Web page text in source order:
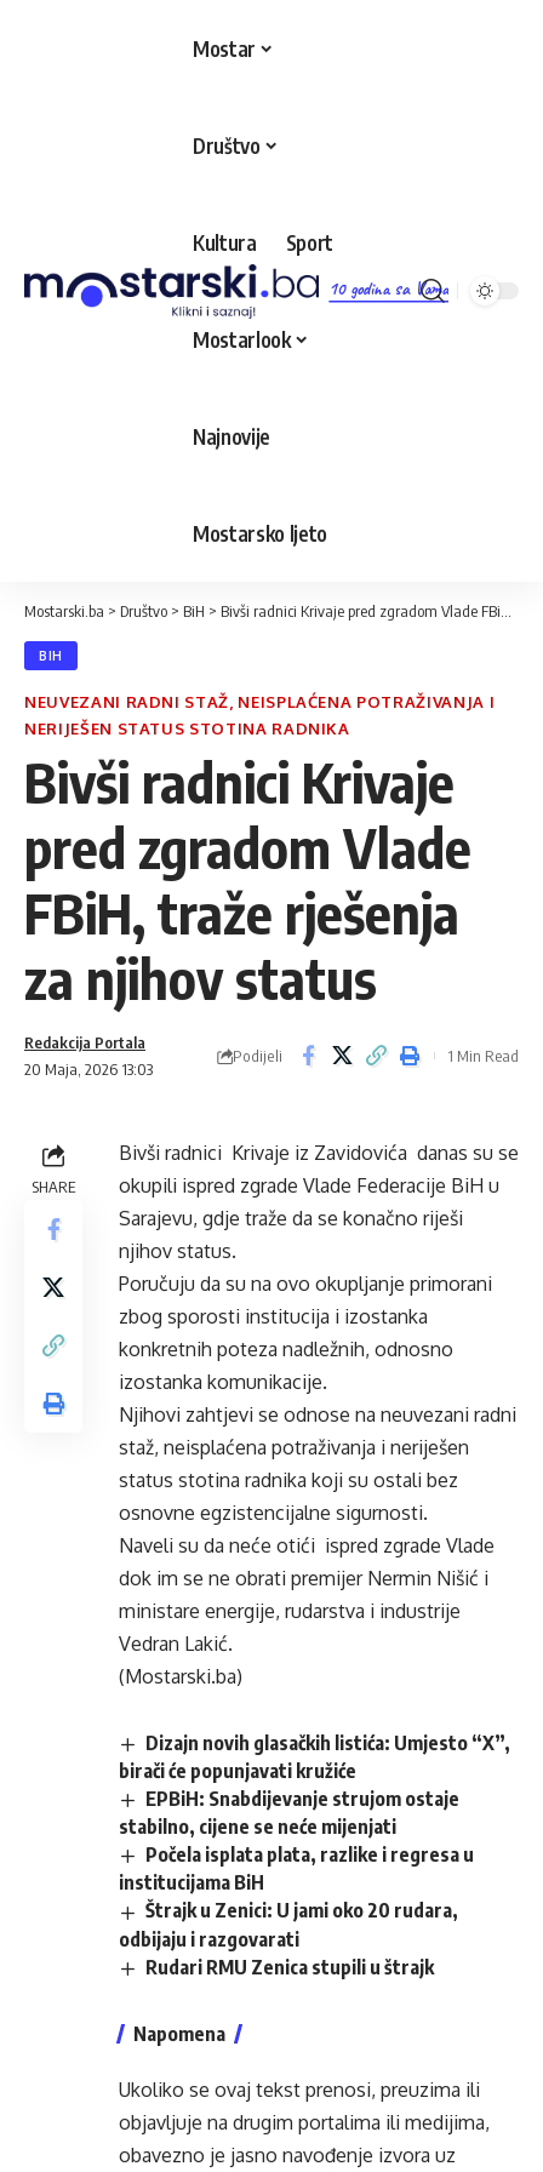
10 godina sa Vama
Mostar
Društvo
Kultura Sport
Mostarlook
Najnovije
Mostarsko ljeto
Mostarski.ba > Društvo > BiH > Bivši radnici Krivaje pred zgradom Vlade FBiH, traže rješenja za njihov status
BIH
NEUVEZANI RADNI STAŽ, NEISPLAĆENA POTRAŽIVANJA I
NERIJEŠEN STATUS STOTINA RADNIKA
Bivši radnici Krivaje
pred zgradom Vlade
FBiH, traže rješenja
za njihov status
20 Maja, 2026 13:03
Redakcija Portala
Podijeli 1 Min Read
SHARE
Bivši radnici Krivaje iz Zavidovića danas su se
okupili ispred zgrade Vlade Federacije BiH u
Sarajevu, gdje traže da se konačno riješi
njihov status.
Poručuju da su na ovo okupljanje primorani
zbog sporosti institucija i izostanka
konkretnih poteza nadležnih, odnosno
izostanka komunikacije.
Njihovi zahtjevi se odnose na neuvezani radni
staž, neisplaćena potraživanja i neriješen
status stotina radnika koji su ostali bez
osnovne egzistencijalne sigurnosti.
Naveli su da neće otići ispred zgrade Vlade
dok im se ne obrati premijer Nermin Nišić i
ministare energije, rudarstva i industrije
Vedran Lakić.
(Mostarski.ba)
Dizajn novih glasačkih listića: Umjesto “X”,
birači će popunjavati kružiće
EPBiH: Snabdijevanje strujom ostaje
stabilno, cijene se neće mijenjati
Počela isplata plata, razlike i regresa u
institucijama BiH
Štrajk u Zenici: U jami oko 20 rudara,
odbijaju i razgovarati
Rudari RMU Zenica stupili u štrajk
Napomena
Ukoliko se ovaj tekst prenosi, preuzima ili
objavljuje na drugim portalima ili medijima,
obavezno je jasno navođenje izvora uz